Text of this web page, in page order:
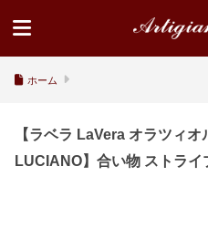
ホーム
【ラベラ LaVera オラツィ
LUCIANO】合い物 ストラ